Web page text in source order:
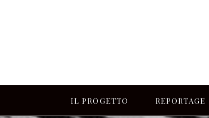
IL PROGETTO REPORTAGE